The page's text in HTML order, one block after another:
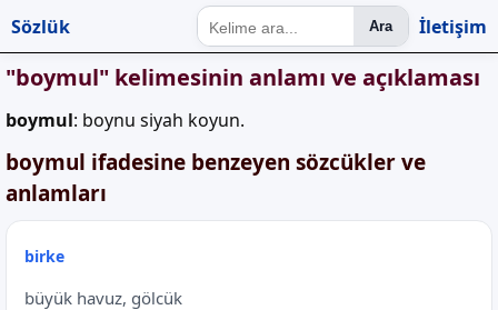
Sözlük Ara İletişim
"boymul" kelimesinin anlamı ve açıklaması
boymul: boynu siyah koyun.
boymul ifadesine benzeyen sözcükler ve
anlamları
birke
büyük havuz, gölcük